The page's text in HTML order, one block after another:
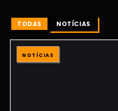
TODAS NOTÍCIAS
NOTÍCIAS